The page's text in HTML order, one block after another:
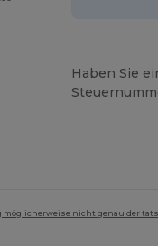
Haben Sie
nicht genau der